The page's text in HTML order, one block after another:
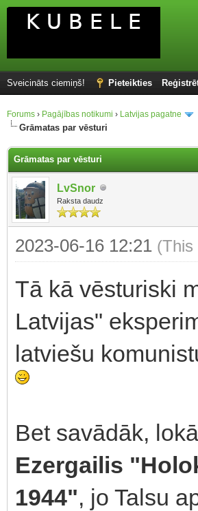
Sveicināts ciemiņš! Pieteikties
Forums › Pagājības notikumi › Latvijas pagatne
Grāmatas par vēsturi
Grāmatas par vēsturi
LvSnor
Raksta daudz
2023-06-16 12:21
Tā kā vēsturiski
Latvijas"
latviešu
Bet savādāk,
Ezergailis
1944", jo Talsu